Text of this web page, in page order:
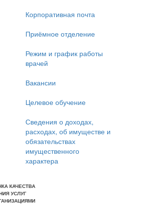
Корпоративная почта
Приёмное отделение
Режим и график работы
врачей
Вакансии
Целевое обучение
Сведения о доходах,
расходах, об имуществе и
обязательствах
имущественного
характера